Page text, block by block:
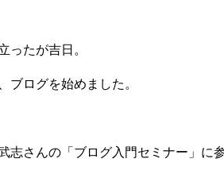
ったが吉日。
ブログを始めました。
志さんの「ブログ入門セミナー」に